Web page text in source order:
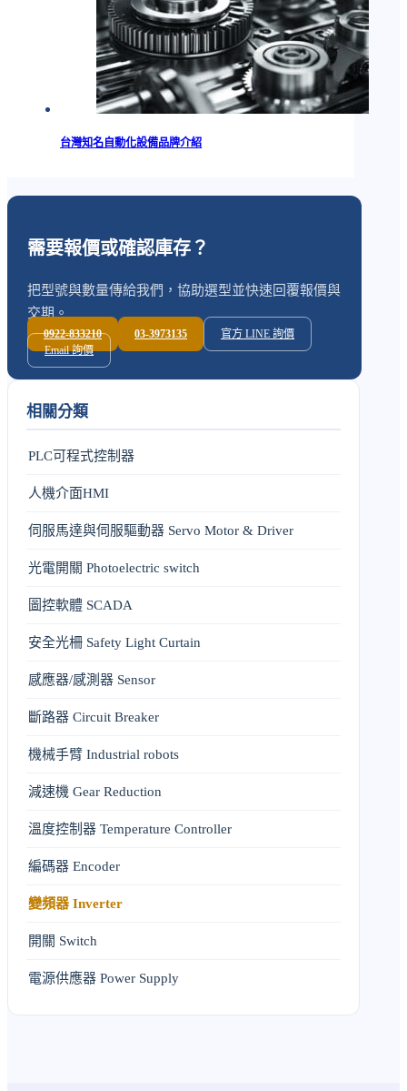
台灣知名自動化設備品牌介紹
需要報價或確認庫存？
把型號與數量傳給我們，協助選型並快速回覆報價與
交期。
0922-833210 03-3973135
官方 LINE 詢價
Email 詢價
相關分類
PLC可程式控制器
人機介面HMI
伺服馬達與伺服驅動器 Servo Motor & Driver
光電開關 Photoelectric switch
圖控軟體 SCADA
安全光柵 Safety Light Curtain
感應器/感測器 Sensor
斷路器 Circuit Breaker
機械手臂 Industrial robots
減速機 Gear Reduction
溫度控制器 Temperature Controller
編碼器 Encoder
變頻器 Inverter
開關 Switch
電源供應器 Power Supply